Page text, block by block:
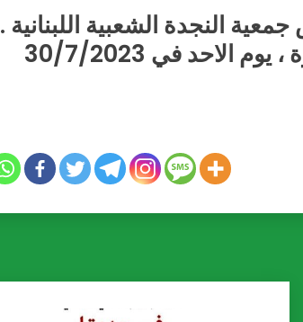
النجدة الشعبية اللبنانية .
في 30/7/2023